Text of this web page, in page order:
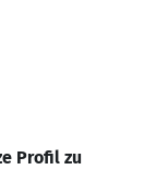
Profil zu